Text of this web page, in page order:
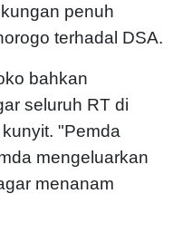
penuh
terhadal DSA.
bahkan
seluruh RT di
"Pemda
mengeluarkan
menanam